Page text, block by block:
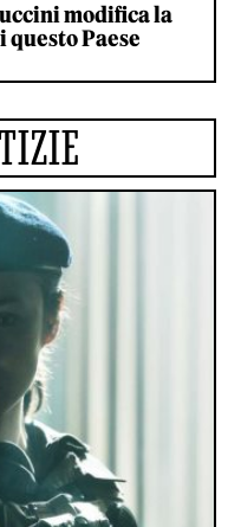
modifica la
Paese